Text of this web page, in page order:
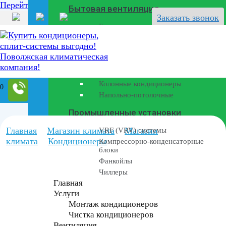
Перейти к содержанию
Заказать звонок
0
Бытовая вентиляция
Бризеры
Полупромышленные кондиционеры
Канальные кондиционеры
Колонные кондиционеры
Напольно-потолочные
Промышленные установки
VRF (VRV) системы
Компрессорно-конденсаторные
блоки
Фанкойлы
Чиллеры
Главная
Услуги
Монтаж кондиционеров
Чистка кондиционеров
Главная Магазин климата
Магазин
климата
Кондиционеры